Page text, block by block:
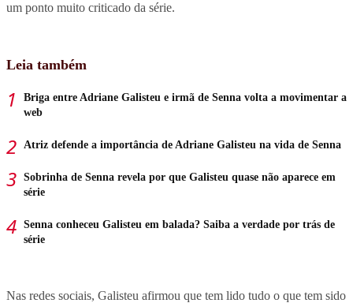
um ponto muito criticado da série.
Leia também
Briga entre Adriane Galisteu e irmã de Senna volta a movimentar a
web
Atriz defende a importância de Adriane Galisteu na vida de Senna
Sobrinha de Senna revela por que Galisteu quase não aparece em
série
Senna conheceu Galisteu em balada? Saiba a verdade por trás de
série
Nas redes sociais, Galisteu afirmou que tem lido tudo o que tem sido